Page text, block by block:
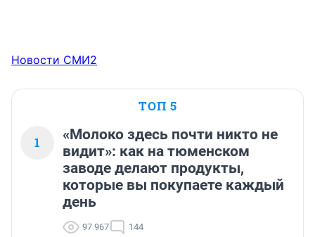
Новости СМИ2
ТОП 5
1
«Молоко здесь почти никто не
видит»: как на тюменском
заводе делают продукты,
которые вы покупаете каждый
день
97 967 144